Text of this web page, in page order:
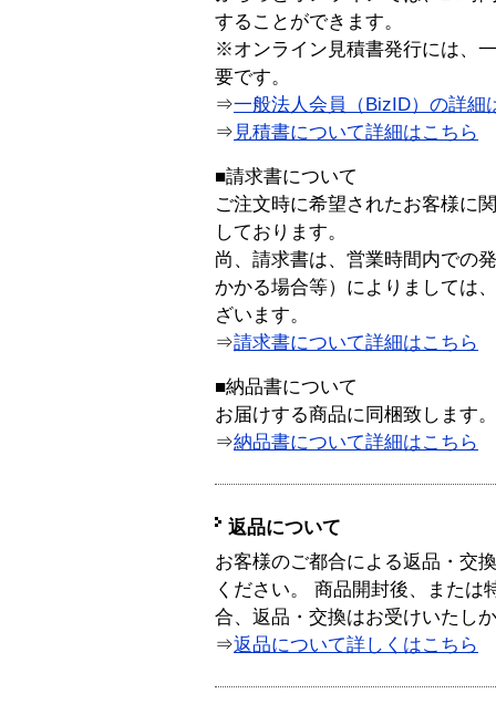
することができます。
※オンライン見積書発行には、
要です。
⇒一般法人会員（BizID）の詳細
⇒ 見積書について詳細はこちら
■請求書について
ご注文時に希望されたお客様に
しております。
尚、請求書は、営業時間内での
かかる場合等）によりましては
ざいます。
⇒請求書について詳細はこちら
■納品書について
お届けする商品に同梱致します。
⇒納品書について詳細はこちら
返品について
お客様のご都合による返品・交
ください。 商品開封後、または
合、返品・交換はお受けいたし
⇒返品について詳しくはこちら